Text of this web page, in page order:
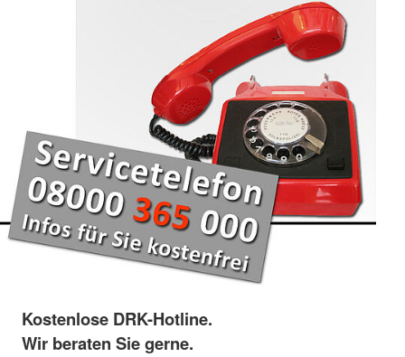
Kostenlose DRK-Hotline.
Wir beraten Sie gerne.